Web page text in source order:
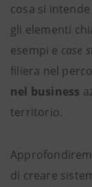
cosa si intende
gli elementi
esempi e case
filiera nel
nel business
territorio.
di creare